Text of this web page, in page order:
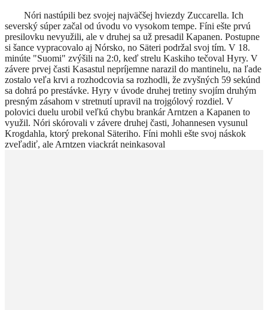
Nóri nastúpili bez svojej najväčšej hviezdy Zuccarella. Ich
severský súper začal od úvodu vo vysokom tempe. Fíni ešte prvú
presilovku nevyužili, ale v druhej sa už presadil Kapanen. Postupne
si šance vypracovalo aj Nórsko, no Säteri podržal svoj tím. V 18.
minúte "Suomi" zvýšili na 2:0, keď strelu Kaskiho tečoval Hyry. V
závere prvej časti Kasastul nepríjemne narazil do mantinelu, na ľade
zostalo veľa krvi a rozhodcovia sa rozhodli, že zvyšných 59 sekúnd
sa dohrá po prestávke. Hyry v úvode druhej tretiny svojím druhým
presným zásahom v stretnutí upravil na trojgólový rozdiel. V
polovici duelu urobil veľkú chybu brankár Arntzen a Kapanen to
využil. Nóri skórovali v závere druhej časti, Johannesen vysunul
Krogdahla, ktorý prekonal Säteriho. Fíni mohli ešte svoj náskok
zveľadiť, ale Arntzen viackrát neinkasoval